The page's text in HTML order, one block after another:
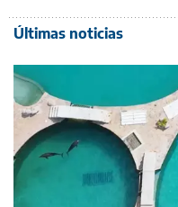
Últimas noticias